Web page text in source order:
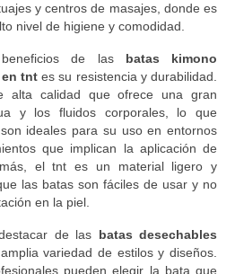
y centros de masajes, donde es
nivel de higiene y comodidad.
de las batas kimono
tntes su resistencia y durabilidad.
alta calidad que ofrece una gran
y los fluidos corporales, lo que
ideales para su uso en entornos
que implican la aplicación de
el tnt es un material ligero y
las batas son fáciles de usar y no
en la piel.
de las batas desechables
variedad de estilos y diseños.
pueden elegir la bata que